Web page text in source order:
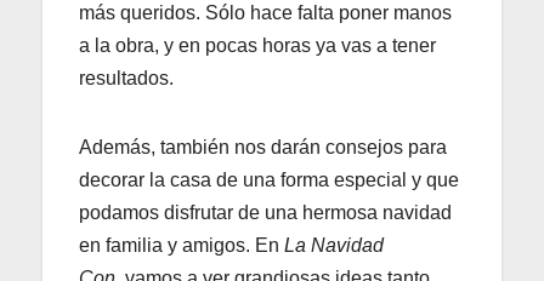
más queridos. Sólo hace falta poner manos
a la obra, y en pocas horas ya vas a tener
resultados.
Además, también nos darán consejos para
decorar la casa de una forma especial y que
podamos disfrutar de una hermosa navidad
en familia y amigos. En La Navidad